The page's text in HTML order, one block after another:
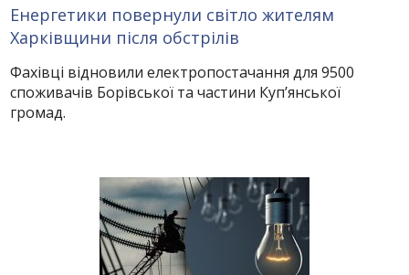
Енергетики повернули світло жителям
Харківщини після обстрілів
Фахівці відновили електропостачання для 9500
споживачів Борівської та частини Куп’янської
громад.